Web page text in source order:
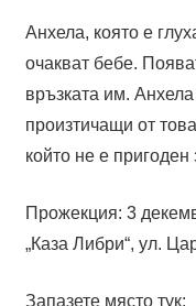
Анхела, която е
очакват бебе.
връзката им. Анхела
произтичащи от
който не е пригоден
Прожекция: 3
„Каза Либри“, ул.
Запазете място тук: